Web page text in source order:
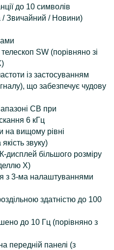
до 10 символів
/ Звичайний / Новини)
SW (порівняно зі
із застосуванням
що забезпечує чудову
СВ при
6 кГц
на вищому рівні
звуку)
дисплей більшого розміру
X)
з 3-ма налаштуваннями
здатністю до 100
до 10 Гц (порівняно з
передній панелі (з